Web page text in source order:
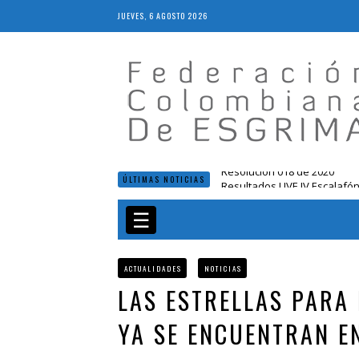
JUEVES, 6 AGOSTO 2026
ÚLTIMAS NOTICIAS
Resultados LIVE IV
Comunicado de la FIE
Resolución 018 de 2020
☰
ACTUALIDADES NOTICIAS
LAS ESTRELLAS
YA SE ENCUENTRAN